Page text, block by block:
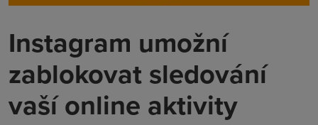
Instagram umožní
zablokovat sledování
vaší online aktivity